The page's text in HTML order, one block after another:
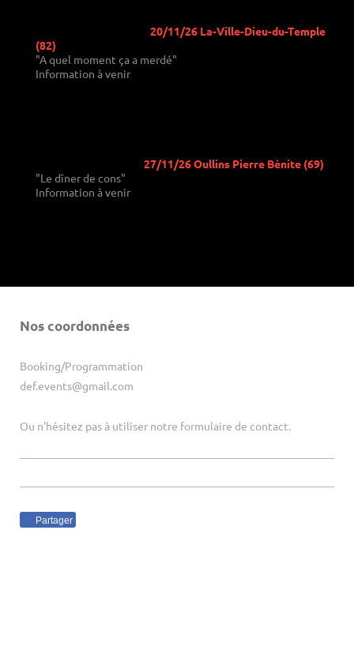
20/11/26 La-Ville-Dieu-du-Temple
(82)
"A quel moment ça a merdé"
Information à venir
27/11/26 Oullins Pierre Bénite (69)
"Le dîner de cons"
Information à venir
Nos coordonnées
Booking/Programmation
def.events@gmail.com
Ou n'hésitez pas à utiliser notre formulaire de contact.
Partager